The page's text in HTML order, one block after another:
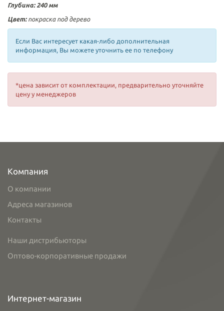
Глубина: 240 мм
Цвет: покраска под дерево
Если Вас интересует какая-либо дополнительная
информация, Вы можете уточнить ее по телефону
*цена зависит от комплектации, предварительно уточняйте
цену у менеджеров
Компания
О компании
Адреса магазинов
Контакты
Наши дистрибьюторы
Оптово-корпоративные продажи
Интернет-магазин